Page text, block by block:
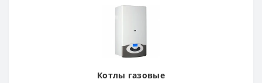
Котлы газовые